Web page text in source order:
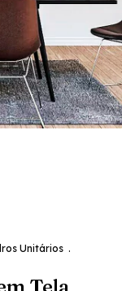
Unitários .